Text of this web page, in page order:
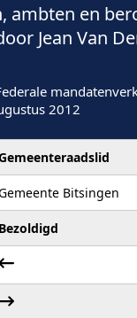
ambten en
Jean Van
2012
Bitsingen
Bezoldigd